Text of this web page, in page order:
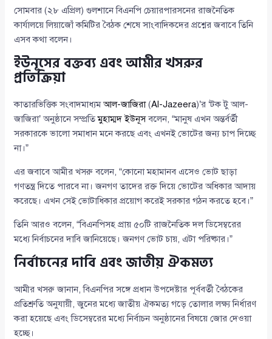
সোমবার (২৮ এপ্রিল) গুলশানে বিএনপি চেয়ারপারসনের রাজনৈতিক
কার্যালয়ে লিয়াজোঁ কমিটির বৈঠক শেষে সাংবাদিকদের প্রশ্নের জবাবে তিনি
এসব কথা বলেন।
ইউনূসের বক্তব্য এবং আমীর খসরুর
প্রতিক্রিয়া
কাতারভিত্তিক সংবাদমাধ্যমআল-জাজিরা(Al-Jazeera)’র ‘টক টু আল-
জাজিরা’ অনুষ্ঠানে সম্প্রতিমুহাম্মদ ইউনূসবলেন, “মানুষ এখন অন্তর্বর্তী
সরকারকে ভালো সমাধান মনে করছে এবং এখনই ভোটের জন্য চাপ দিচ্ছে
না।”
এর জবাবে আমীর খসরু বলেন, “কোনো মহামানব এসেও ভোট ছাড়া
গণতন্ত্র দিতে পারবে না। জনগণ তাদের রক্ত দিয়ে ভোটের অধিকার আদায়
করেছে। এখন সেই ভোটাধিকার প্রয়োগ করেই সরকার গঠন করতে হবে।”
তিনি আরও বলেন, “বিএনপিসহ প্রায় ৫০টি রাজনৈতিক দল ডিসেম্বরের
মধ্যে নির্বাচনের দাবি জানিয়েছে। জনগণ ভোট চায়, এটা পরিষ্কার।”
নির্বাচনের দাবি এবং জাতীয় ঐকমত্য
আমীর খসরু জানান, বিএনপির সঙ্গে প্রধান উপদেষ্টার পূর্ববর্তী বৈঠকের
প্রতিশ্রুতি অনুযায়ী, জুনের মধ্যে জাতীয় ঐকমত্য গড়ে তোলার লক্ষ্য নির্ধারণ
করা হয়েছে এবং ডিসেম্বরের মধ্যে নির্বাচন অনুষ্ঠানের বিষয়ে জোর দেওয়া
হচ্ছে।